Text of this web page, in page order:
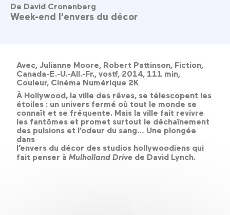
De David Cronenberg
Week-end l'envers du décor
Avec, Julianne Moore, Robert Pattinson, Fiction,
Canada-E.-U.-All.-Fr., vostf, 2014, 111 min,
Couleur, Cinéma Numérique 2K
À Hollywood, la ville des rêves, se télescopent les
étoiles : un univers fermé où tout le monde se
connaît et se fréquente. Mais la ville fait revivre
les fantômes et promet surtout le déchaînement
des pulsions et l’odeur du sang… Une plongée
dans
l’envers du décor des studios hollywoodiens qui
fait penser à Mulholland Drive de David Lynch.